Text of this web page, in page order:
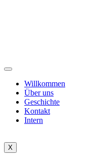
Willkommen
Über uns
Geschichte
Kontakt
Intern
X